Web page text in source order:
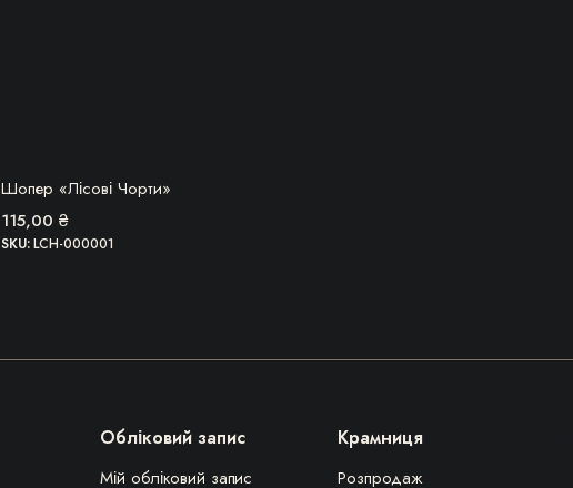
ОВВА, ТОВАР ЗАКІНЧИВСЯ!
Шопер «Лісові Чорти»
115,00 ₴
SKU:LCH-000001
Обліковий запис
Мій обліковий запис
Крамниця
Розпродаж